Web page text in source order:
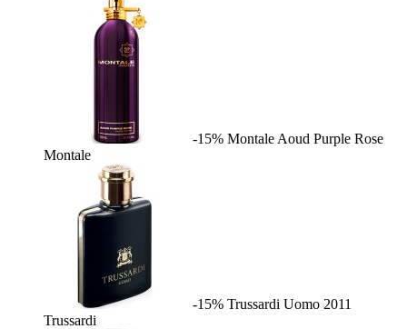
-15% Montale Aoud Purple Rose
Montale
-15% Trussardi Uomo 2011
Trussardi